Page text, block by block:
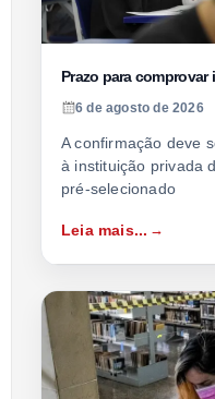
Prazo para
6 de agosto de 2026
A confirmação deve
à instituição privada
pré-selecionado
Leia mais...